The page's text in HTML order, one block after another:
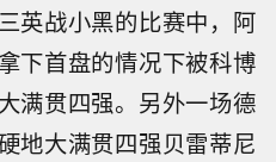
英战小黑的比赛中，阿
下首盘的情况下被科博
满贯四强。另外一场德
地大满贯四强贝雷蒂尼